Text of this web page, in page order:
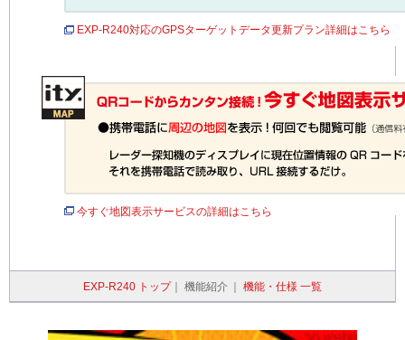
EXP-R240対応のGPSターゲットデータ更新プラン詳細はこちら
今すぐ地図表示サービスの詳細はこちら
EXP-R240 トップ｜ 機能紹介 ｜ 機能・仕様 一覧